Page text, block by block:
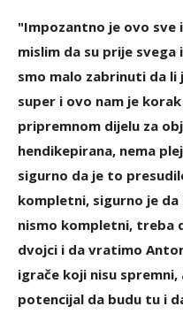
"Impozantno je ovo sve
mislim da su prije svega
smo malo zabrinuti da li
super i ovo nam je
pripremnom dijelu za
hendikepirana, nema
sigurno da je to
kompletni, sigurno je
nismo kompletni, treba
dvojci i da vratimo
igrače koji nisu
potencijal da budu tu i